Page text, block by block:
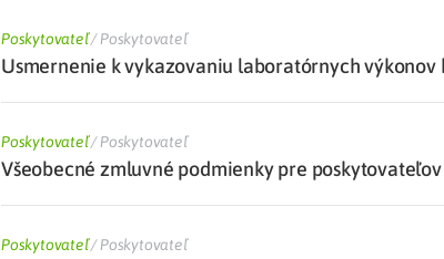
Poskytovateľ/Poskytovateľ
Usmernenie k vykazovaniu laboratórnych výkonov
Poskytovateľ/Poskytovateľ
Všeobecné zmluvné podmienky pre
Poskytovateľ/Poskytovateľ